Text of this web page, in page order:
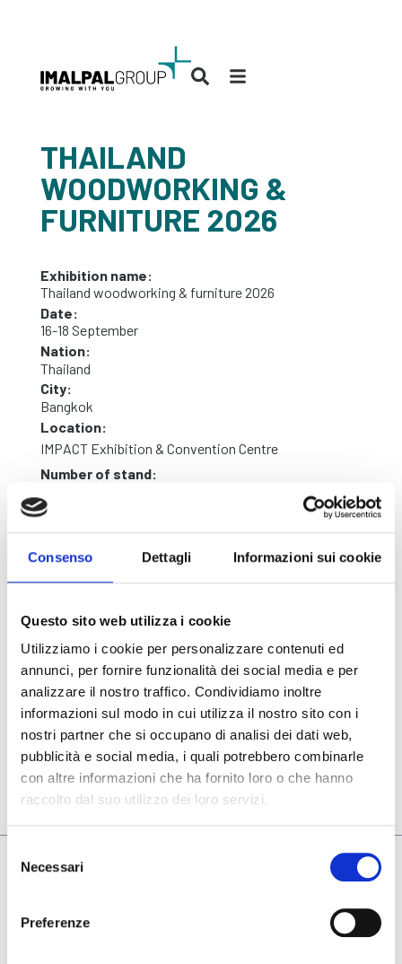
Consenso Dettagli Informazioni sui cookie
Questo sito web utilizza i cookie
Utilizziamo i cookie per personalizzare contenuti ed
annunci, per fornire funzionalità dei social media e per
analizzare il nostro traffico. Condividiamo inoltre
informazioni sul modo in cui utilizza il nostro sito con i
nostri partner che si occupano di analisi dei dati web,
pubblicità e social media, i quali potrebbero combinarle
con altre informazioni che ha fornito loro o che hanno
raccolto dal suo utilizzo dei loro servizi.
delNecessari
Preferenze
THAILAND
WOODWORKING &
FURNITURE 2026
Exhibition name:
Thailand woodworking & furniture 2026
Date:
16-18 September
Nation:
Thailand
City:
Bangkok
Location:
IMPACT Exhibition & Convention Centre
Number of stand:
Website:
Visit
Group Companies